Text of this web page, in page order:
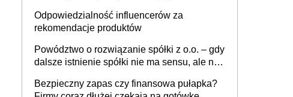
Odpowiedzialność influencerów za
rekomendacje produktów
Powództwo o rozwiązanie spółki z o.o. – gdy
dalsze istnienie spółki nie ma sensu, ale nie
Bezpieczny zapas czy finansowa pułapka?